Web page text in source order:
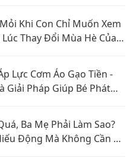
Khi Con Chỉ Muốn Xem
Thay Đổi Mùa Hè Của
Lực Cơm Áo Gạo Tiền -
Giải Pháp Giúp Bé Phát
Ba Mẹ Phải Làm Sao?
Động Mà Không Cần La